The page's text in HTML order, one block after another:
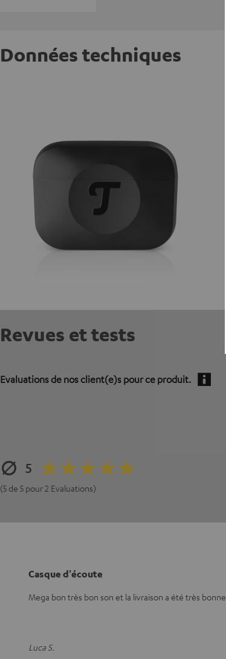
Données techniques
Revues et tests
Evaluations de nos client(e)s pour ce produit.
5
(5 de 5 pour 2 Evaluations)
Casque d'écoute
Mega bon très bon son et la livraison a été très bonne
Luca S.